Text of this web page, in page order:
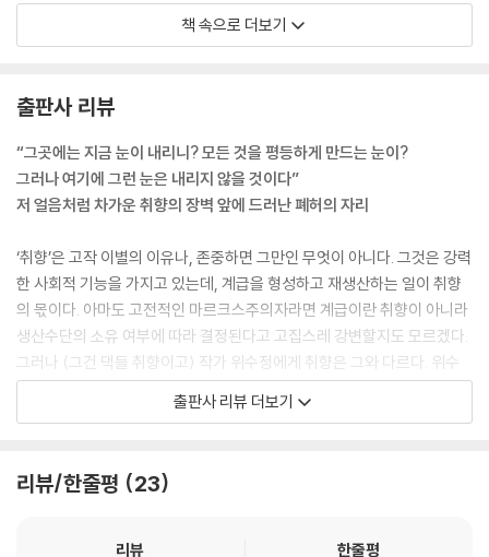
서부터 슬픔이 깊은 통증이 되어 올라왔다. 눈물이 흘러 내렸다. 터져버린
눈물은 멈추지 않았고 원희는 아이들에게서 눈을 떼지 못한 채 소리 내어
--- pp.84~85 「오후만 있던 일요일」중에서
꺄흐띠에. 너도 하나 사. 튼튼해. 안 질리고.
한나는 웃었다. 웃는 것 말고 다른 적절한 리액션을 찾지 못했다. 꺄흐띠에.
래, 나도 꺄흐띠에 하나 사야겠다. 한나는 웃었고 규희는 그런 한나를 보며
미소 지었다. 자신이 왜 웃는지 규희는 영원히 알 수 없으리라. 마음에 또다
시 무언가 찰칵 채워지는 소리를 들었다. 규희 너는 알 수 없는 것들. 너를
이렇게 자연스럽고 환하게 만드는 것들. 너도 이제 그런 걸 좀 알아야 하는
나이 아니니?
--- pp.111~112 「제인의 허밍」중에서
은선아, 우리는 이미 몸을 너무 많이 쓴 걸까. 그래서 이런 걸까. 폐허인가.
기에 그런 눈은 내리지 않을 것이다. 창문을 열어볼 필요도 없지. 손을 대는
--- p.158 「우리에게 없는 밤」중에서
책 속으로 더보기
출판사 리뷰
“그곳에는 지금 눈이 내리니? 모든 것을 평등하게 만드는 눈이?
그러나 여기에 그런 눈은 내리지 않을 것이다”
저 얼음처럼 차가운 취향의 장벽 앞에 드러난 폐허의 자리
‘취향’은 고작 이별의 이유나, 존중하면 그만인 무엇이 아니다. 그것은 강력
한 사회적 기능을 가지고 있는데, 계급을 형성하고 재생산하는 일이 취향
의 몫이다. 아마도 고전적인 마르크스주의자라면 계급이란 취향이 아니라
생산수단의 소유 여부에 따라 결정된다고 고집스레 강변할지도 모르겠다.
그러나 (그건 댁들 취향이고) 작가 위수정에게 취향은 그와 다르다. 위수
정에 따를 때 취향은 넘어설 수 없는 계급 간 경계를 확정하고 유지시킨다.
- 김형중, 해설 「눈만 내리면 평등한 밤이」(p. 365)에서
금, 은, 흙 세계의 경계를 획정하고 유지시키는 것은 ‘취향’이라고 설파한
희, 「제인의 허밍」의 규희와 「우리에게 없는 밤」의 라이온퀸 그리고 「몬스
출판사 리뷰 더보기
리뷰/한줄평 23
리뷰 한줄평